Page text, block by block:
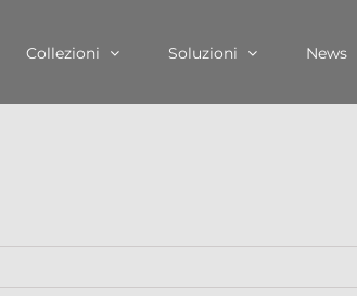
Collezioni Soluzioni News